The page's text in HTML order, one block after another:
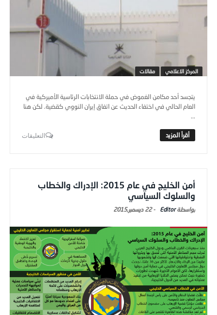
المركز الاعلامي مقالات
يتجسد أحد مكامن الغموض في حملة الانتخابات الرئاسية الأميركية في
العام الحالي في اختفاء الحديث عن اتفاق إيران النووي كقضية. لكن هنا
...
التعليقات
أمن الخليج في عام 2015: الإدراك والخطاب
والسلوك السياسي
Editor
-22 ديسمبر,2015